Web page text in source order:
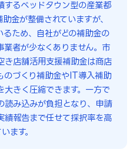
するベッドタウン型の産業都
金が整備されていますが、
ため、自社がどの補助金の
業者が少なくありません。市
き店舗活用支援補助金は商店
のづくり補助金やIT導入補助
きく圧縮できます。一方で
読み込みが負担となり、申請
績報告まで任せて採択率を高
ます。